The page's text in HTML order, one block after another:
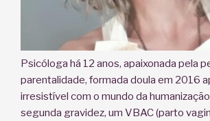
Psicóloga há 12 anos, apaixonada pela
parentalidade, formada doula em 2016
irresistível com o mundo da
segunda gravidez, um VBAC (parto